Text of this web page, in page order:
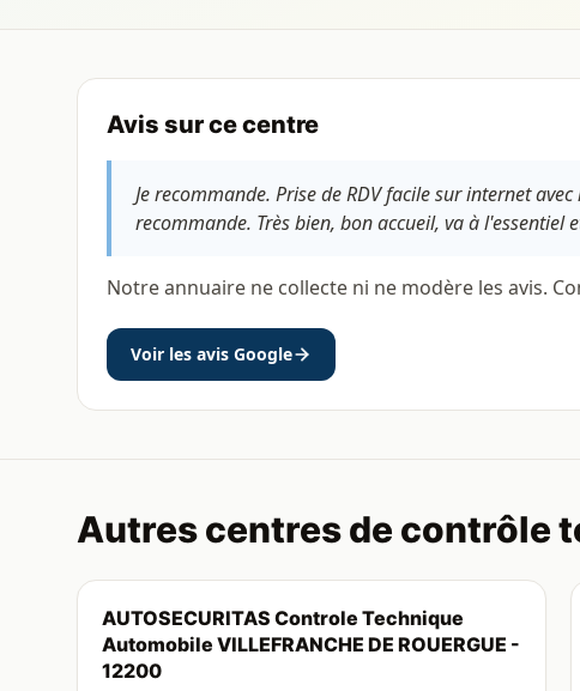
Avis sur ce centre
Je recommande. Prise de RDV facile sur internet
recommande. Très bien, bon accueil, va à l'essentiel
Notre annuaire ne collecte ni ne modère les avis.
Voir les avis Google
Autres centres de contrôle
AUTOSECURITAS Controle Technique
Automobile VILLEFRANCHE DE ROUERGUE -
12200